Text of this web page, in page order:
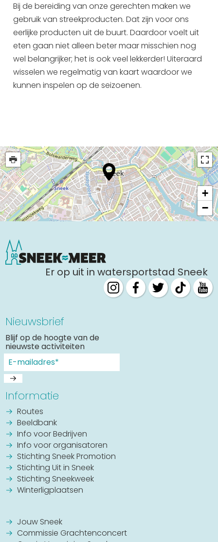
UITagenda
Routes
Veel bezochte pagina's:
Top 10 leuke dingen
Citygame Escapegame Sneek
Webcams
De leukste routes
Interactieve plattegrond van Sneek
Winkelen in Sneek
Bootverhuur
Bij de bereiding van onze gerechten maken we
gebruik van streekproducten. Dat zijn voor ons
eerlijke producten uit de buurt. Daardoor voelt uit
eten gaan niet alleen beter maar misschien nog
wel belangrijker; het is ook veel lekkerder! Uiteraard
wisselen we regelmatig van kaart waardoor we
kunnen inspelen op de seizoenen.
+
−
Er op uit in watersportstad Sneek
Nieuwsbrief
Blijf op de hoogte van de
nieuwste activiteiten
Informatie
Routes
Beeldbank
Info voor Bedrijven
Info voor organisatoren
Stichting Sneek Promotion
Stichting Uit in Sneek
Stichting Sneekweek
Winterligplaatsen
Jouw Sneek
Commissie Grachtenconcert